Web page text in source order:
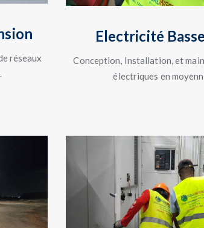
réseaux
Electricité
Conception, Installation, et
électriques en